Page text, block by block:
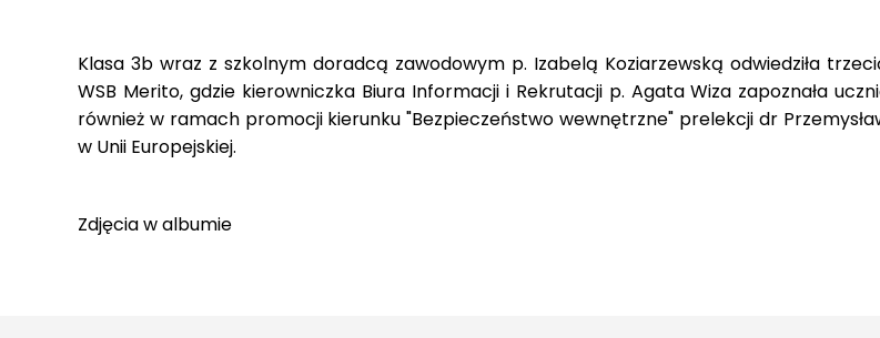
Klasa 3b wraz z szkolnym doradcą zawodowym p. Izabelą Koziarzewską odwiedziła
WSB Merito, gdzie kierowniczka Biura Informacji i Rekrutacji p. Agata Wiza zapoznała
również w ramach promocji kierunku "Bezpieczeństwo wewnętrzne" prelekcji dr
w Unii Europejskiej.
Zdjęcia walbumie